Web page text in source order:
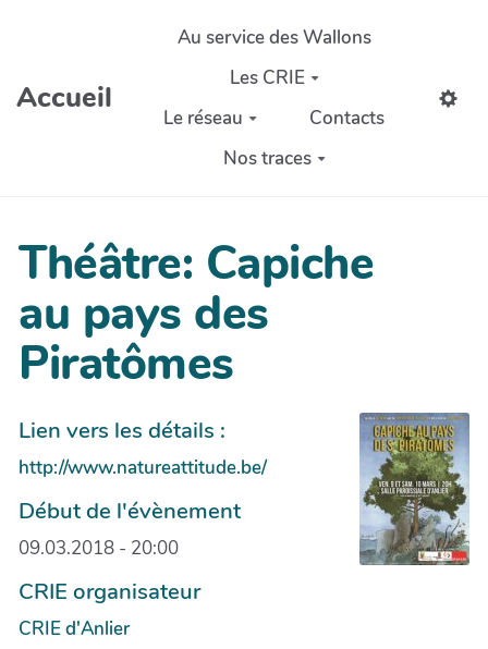
Aller au contenu principal
Accueil
Au service des Wallons
Les CRIE
Le réseau
Contacts
Nos traces
Théâtre: Capiche
au pays des
Piratômes
Lien vers les détails :
http://www.natureattitude.be/
Début de l'évènement
09.03.2018 - 20:00
CRIE organisateur
CRIE d'Anlier